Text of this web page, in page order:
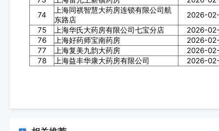
74
上海同祺智慧大药房连锁有限公司航
东路店
2026-
75
上海华氏大药房有限公司七宝分店
2026-
76
上海好药师宝南药房
2026-
77
上海复美九韵大药房
2026-
78
上海益丰华康大药房有限公司 2026-